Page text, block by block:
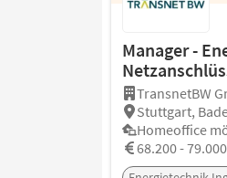
Manager -
TransnetBW
Stuttgart,
Homeoffice
68.200 -